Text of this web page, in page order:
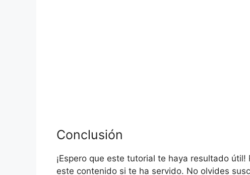
Conclusión
¡Espero que este tutorial te haya resultado
este contenido si te ha servido. No olvides